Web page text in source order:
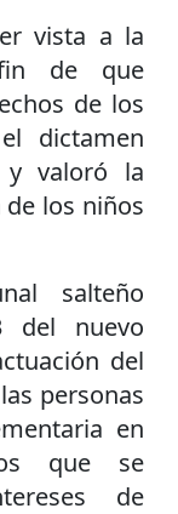
vista a la
de que
de los
dictamen
y valoró la
los niños
salteño
del nuevo
del
personas
en
que se
de